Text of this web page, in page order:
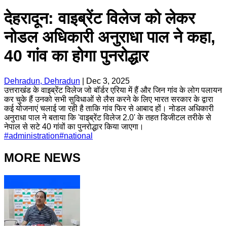
देहरादून: वाइब्रेंट विलेज को लेकर
नोडल अधिकारी अनुराधा पाल ने कहा,
40 गांव का होगा पुनरोद्धार
Dehradun, Dehradun
Dec 3, 2025
उत्तराखंड के वाइब्रेंट विलेज जो बॉर्डर एरिया में हैं और जिन गांव के लोग पलायन
कर चुके हैं उनको सभी सुविधाओं से लैस करने के लिए भारत सरकार के द्वारा
कई योजनाएं चलाई जा रही है ताकि गांव फिर से आबाद हों। नोडल अधिकारी
अनुराधा पाल ने बताया कि 'वाइब्रेंट विलेज 2.0' के तहत डिजीटल तरीके से
नेपाल से सटे 40 गांवों का पुनरोद्धार किया जाएगा।
#administration#national
MORE NEWS